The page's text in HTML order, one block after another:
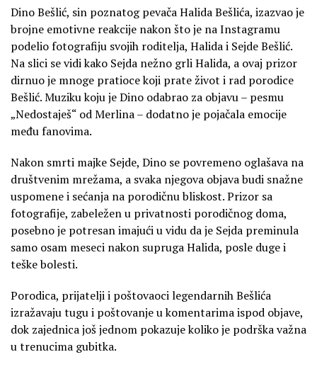
Dino Bešlić, sin poznatog pevača Halida Bešlića, izazvao je
brojne emotivne reakcije nakon što je na Instagramu
podelio fotografiju svojih roditelja, Halida i Sejde Bešlić.
Na slici se vidi kako Sejda nežno grli Halida, a ovaj prizor
dirnuo je mnoge pratioce koji prate život i rad porodice
Bešlić. Muziku koju je Dino odabrao za objavu – pesmu
„Nedostaješ“ od Merlina – dodatno je pojačala emocije
među fanovima.
Nakon smrti majke Sejde, Dino se povremeno oglašava na
društvenim mrežama, a svaka njegova objava budi snažne
uspomene i sećanja na porodičnu bliskost. Prizor sa
fotografije, zabeležen u privatnosti porodičnog doma,
posebno je potresan imajući u vidu da je Sejda preminula
samo osam meseci nakon supruga Halida, posle duge i
teške bolesti.
Porodica, prijatelji i poštovaoci legendarnih Bešlića
izražavaju tugu i poštovanje u komentarima ispod objave,
dok zajednica još jednom pokazuje koliko je podrška važna
u trenucima gubitka.